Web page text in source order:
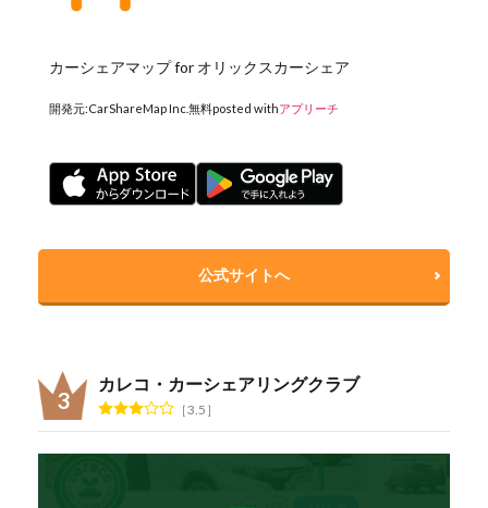
カーシェアマップ for オリックスカーシェア
開発元:CarShareMap Inc.無料posted withアプリーチ
公式サイトへ
カレコ・カーシェアリングクラブ
3.5